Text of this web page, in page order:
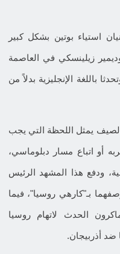
استياء بوتين بشكل كبير
زيلينسكي في العاصمة
باللغة الإنجليزية بدلاً من
يمثل اللحظة التي يجب
أو اتباع مسار دبلوماسي،
ودفع هذا المشهد الرئيس
بـ"كارهي روسيا"، فيما
الحدث لاتهام روسيا
ضد أذربيجان.